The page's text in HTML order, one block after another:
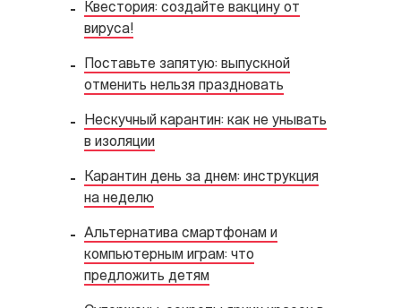
Квестория: создайте вакцину от
вируса!
Поставьте запятую: выпускной
отменить нельзя праздновать
Нескучный карантин: как не унывать
в изоляции
Карантин день за днем: инструкция
на неделю
Альтернатива смартфонам и
компьютерным играм: что
предложить детям